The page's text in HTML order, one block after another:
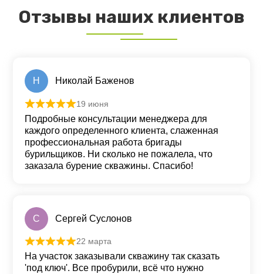
Отзывы наших клиентов
Н Николай Баженов
Оценка5 из 5
19 июня
Подробные консультации менеджера для
каждого определенного клиента, слаженная
профессиональная работа бригады
бурильщиков. Ни сколько не пожалела, что
заказала бурение скважины. Спасибо!
С Сергей Суслонов
Оценка из 5
22 марта
На участок заказывали скважину так сказать
'под ключ'. Все пробурили, всё что нужно